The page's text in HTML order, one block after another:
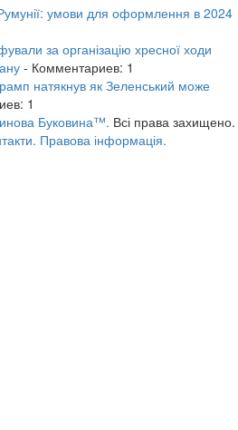
умови для оформлення в 2024
за організацію хресної ходи
- Комментариев: 1
натякнув як Зеленський може
1
Буковина™. Всі права захищено.
Правова інформація.